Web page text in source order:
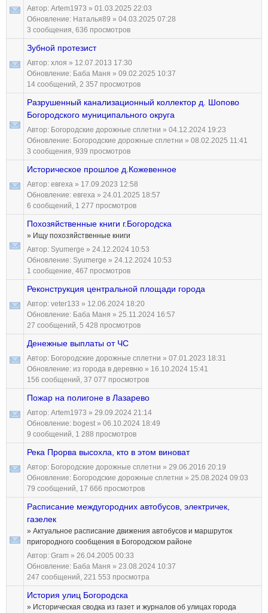
Автор: Artem1973 » 01.03.2025 22:03
Обновление: Наталья89 » 04.03.2025 07:28
3 сообщения, 636 просмотров
Зубной протезист
Автор: хлоя » 12.07.2013 17:30
Обновление: Баба Маня » 09.02.2025 10:37
14 сообщений, 2 357 просмотров
Разрушенный канализационный коллектор д. Шопово
Богородского муниципального округа
Автор: Богородские дорожные сплетни » 04.12.2024 19:23
Обновление: Богородские дорожные сплетни » 08.02.2025 11:41
3 сообщения, 939 просмотров
Историческое прошлое д.Кожевенное
Автор: евгеха » 17.09.2023 12:58
Обновление: евгеха » 24.01.2025 18:57
6 сообщений, 1 277 просмотров
Похозяйственные книги г.Богородска
» Ищу похозяйственные книги
Автор: Syumerge » 24.12.2024 10:53
Обновление: Syumerge » 24.12.2024 10:53
1 сообщение, 467 просмотров
Реконструкция центральной площади города
Автор: veter133 » 12.06.2024 18:20
Обновление: Баба Маня » 25.11.2024 16:57
27 сообщений, 5 428 просмотров
Денежные выплаты от ЧС
Автор: Богородские дорожные сплетни » 07.01.2023 18:31
Обновление: из города в деревню » 16.10.2024 15:41
156 сообщений, 37 077 просмотров
Пожар на полигоне в Лазарево
Автор: Artem1973 » 29.09.2024 21:14
Обновление: bogest» 06.10.2024 18:49
9 сообщений, 1 288 просмотров
Река Прорва высохла, кто в этом виноват
Автор: Богородские дорожные сплетни » 29.06.2016 20:19
Обновление: Богородские дорожные сплетни » 25.08.2024 09:03
79 сообщений, 17 666 просмотров
Расписание междугородних автобусов, электричек,
газелек
» Актуальное расписание движения автобусов и маршруток
пригородного сообщения в Богородском районе
Автор: Gram » 26.04.2005 00:33
Обновление: Баба Маня » 23.08.2024 10:37
247 сообщений, 221 553 просмотра
История улиц Богородска
» Историческая сводка из газет и журналов об улицах города